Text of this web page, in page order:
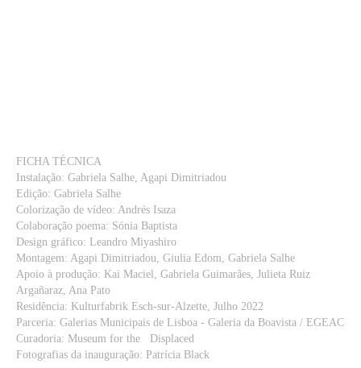
FICHA TÉCNICA
Instalação: Gabriela Salhe, Agapi Dimitriadou
Edição: Gabriela Salhe
Colorização de vídeo: Andrés Isaza
Colaboração poema: Sónia Baptista
Design gráfico: Leandro Miyashiro
Montagem: Agapi Dimitriadou, Giulia Edom, Gabriela Salhe
Apoio à produção: Kai Maciel, Gabriela Guimarães, Julieta Ruiz
Argañaraz, Ana Pato
Residência: Kulturfabrik Esch-sur-Alzette, Julho 2022
Parceria: Galerias Municipais de Lisboa - Galeria da Boavista / EGEAC
Curadoria: Museum for the Displaced
Fotografias da inauguração: Patrícia Black